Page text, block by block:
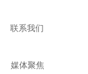
联系我们
媒体聚焦